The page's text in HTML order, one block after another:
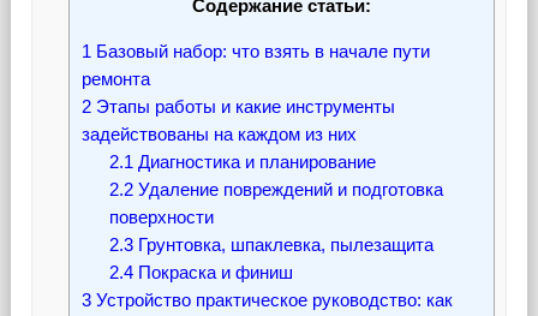
Содержание статьи:
1 Базовый набор: что взять в начале пути
ремонта
2 Этапы работы и какие инструменты
задействованы на каждом из них
2.1 Диагностика и планирование
2.2Удаление повреждений и подготовка
поверхности
2.3Грунтовка, шпаклевка, пылезащита
2.4Покраска и финиш
3 Устройство практическое руководство: как